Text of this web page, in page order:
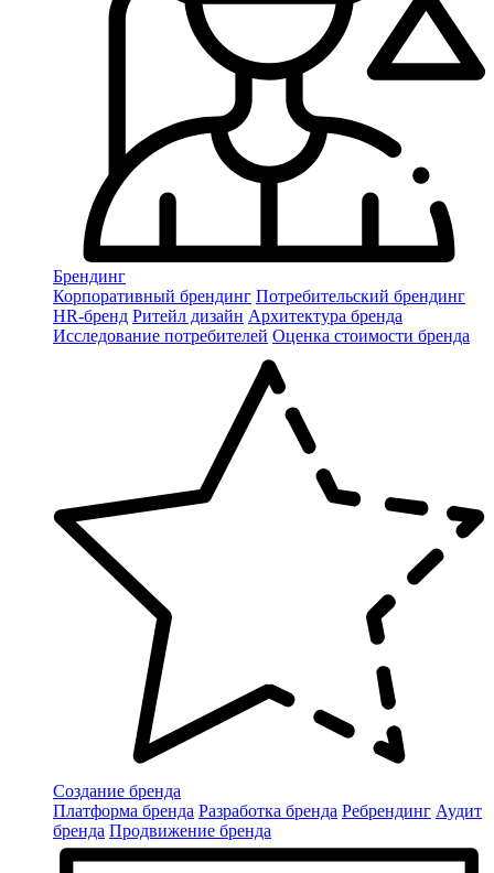
Брендинг
Корпоративный брендинг Потребительский брендинг
НR-бренд Ритейл дизайн Архитектура бренда
Исследование потребителей Оценка стоимости бренда
Создание бренда
Платформа бренда Разработка бренда Ребрендинг Аудит
бренда Продвижение бренда